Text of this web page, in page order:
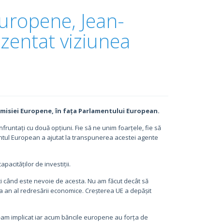
Jean-
viziunea
Europene, în fața Parlamentului European.
cu două opțiuni. Fie să ne unim foarțele, fie să
European a ajutat la transpunerea acestei agente
de investiții.
este nevoie de acesta. Nu am făcut decât să
al redresării economice. Creșterea UE a depășit
implicat iar acum băncile europene au forța de